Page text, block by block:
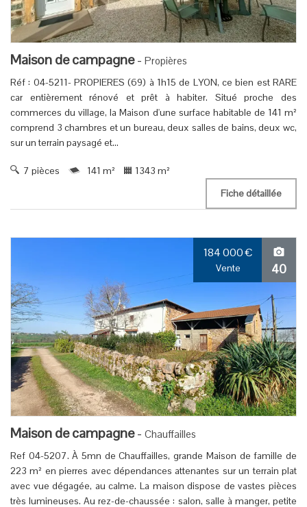
Maison de campagne- Propières
Réf : 04-5211- PROPIERES (69) à 1h15 de LYON, ce bien est RARE
car entièrement rénové et prêt à habiter. Situé proche des
commerces du village, la Maison d'une surface habitable de 141 m²
comprend 3 chambres et un bureau, deux salles de bains, deux wc,
sur un terrain paysagé et...
7 pièces 141 m²
1343 m²
Fiche détaillée
184 000€
Vente 40
Maison de campagne- Chauffailles
Ref 04-5207. À 5mn de Chauffailles, grande Maison de famille de
223 m² en pierres avec dépendances attenantes sur un terrain plat
avec vue dégagée, au calme. La maison dispose de vastes pièces
très lumineuses. Au rez-de-chaussée : salon, salle à manger, petite